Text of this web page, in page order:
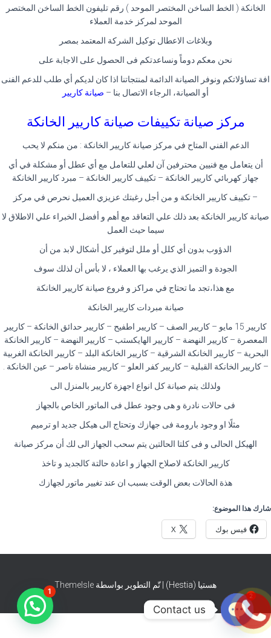
الخانكة ( الخط الساخن المختصر الموحد ) رقم تليفون الخط الساخن المختصر
الموحد لمركز خدمة العملاء
وبلاغات الاعطال توكيل الشركة المعتمد بمصر
نحن معكم دوماً ونساعدتكم فى الحصول على الاجابة على
افة تساؤلاتكم ونوفر الصيانة الدائمة لمنتجاتنا اذا كان لديكم أي طلب للدعم الفنى
أو الصيانة، الرجاء الاتصال بنا – صيانة كاريير
مركز صيانة تكييفات صيانة كاريير الخانكة
الدعم الفني المتاح في مركز صيانة كاريير الخانكة : من منكم لا يحب
أن يتعامل مع فنيين محترفين آن لعلي للتعامل مع أي عطل أو مشكلة في أي
جهاز كهربائي كاريير الخانكة – تكييف كاريير الخانكة – مبرد كاريير الخانكة
– تكييف كاريير الخانكة و من أجل رغبتك عزيزي العميل نحرص في مركز
صيانة كاريير الخانكة بعد ذلك علي التعاقد مع أهم و أفضل الخبراء علي الاطلاق لا
سيما حيث العمل
الدؤوب بدون أي كلل أو ملل لتوفير كل أشكال لابد من أن
الجودة و التميز الذي يرغب بها العملاء ، لا بأس أن لذلك سوف
مع هذا،تجد ما تحتاج في مراكز و فروع صيانة كاريير الخانكة
صيانة مبردات كاريير الخانكة
كاريير 15 مايو – كاريير الصف – كاريير اطفيح – كاريير حدائق الخانكة – كاريير
المعصرة – كاريير النهضة – كاريير الهايكستب – كاريير النهضة – كاريير الخانكة
البحرية – كاريير الخانكة الشرقية – كاريير الخانكة البلد – كاريير الخانكة الغربية
– كاريير الخانكة القبلية – كاريير كفر العلو – كاريير منشاة ناصر – عين الخانكة .
ولذلك يتم صيانة كل انواع اجهزة كاريير بالمنزل الى
فى حالات نادرة و هى وجود عطل فى الماتور الخاص بالجهاز
مثلًا او وجود بارومة فى جهازك وتحتاج الى هيكل جديد او ترميم
الهيكل الحالى و فى كلتا الحالتين يتم سحب الجهاز الى لك أن مركز صيانة
كاريير الخانكة لاصلاح الجهاز و اعادة حالتة كالجديد و تاخذ
هذة الحالات بعض الوقت بسبب ان عند تغيير ماتور لجهازك
شارك هذا الموضوع:
فيس بوك X
هستيا (Hestia) | تّم التطوير بواسطة ThemeIsle
1
Contact us
2